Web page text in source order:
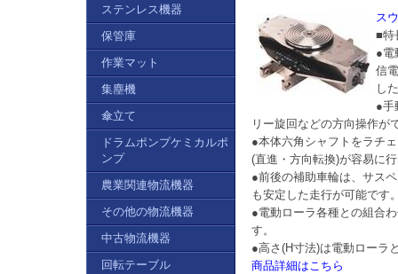
ス
■特
●電
信
し
●手
リー旋回などの方向操作が
●本体六角シャフトをラチ
(直進・方向転換)が容易に
●前後の補助車輪は、サス
も安定した走行が可能です
●電動ローラ各種との組合
す。
●高さ(H寸法)は電動ローラ
商品詳細はこちら
ステンレス機器
保管庫
作業マット
集塵機
傘立て
ドラムポンプケミカルポ
ンプ
農業関連物流機器
その他の物流機器
中古物流機器
回転テーブル